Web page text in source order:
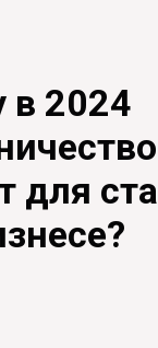
в 2024
для